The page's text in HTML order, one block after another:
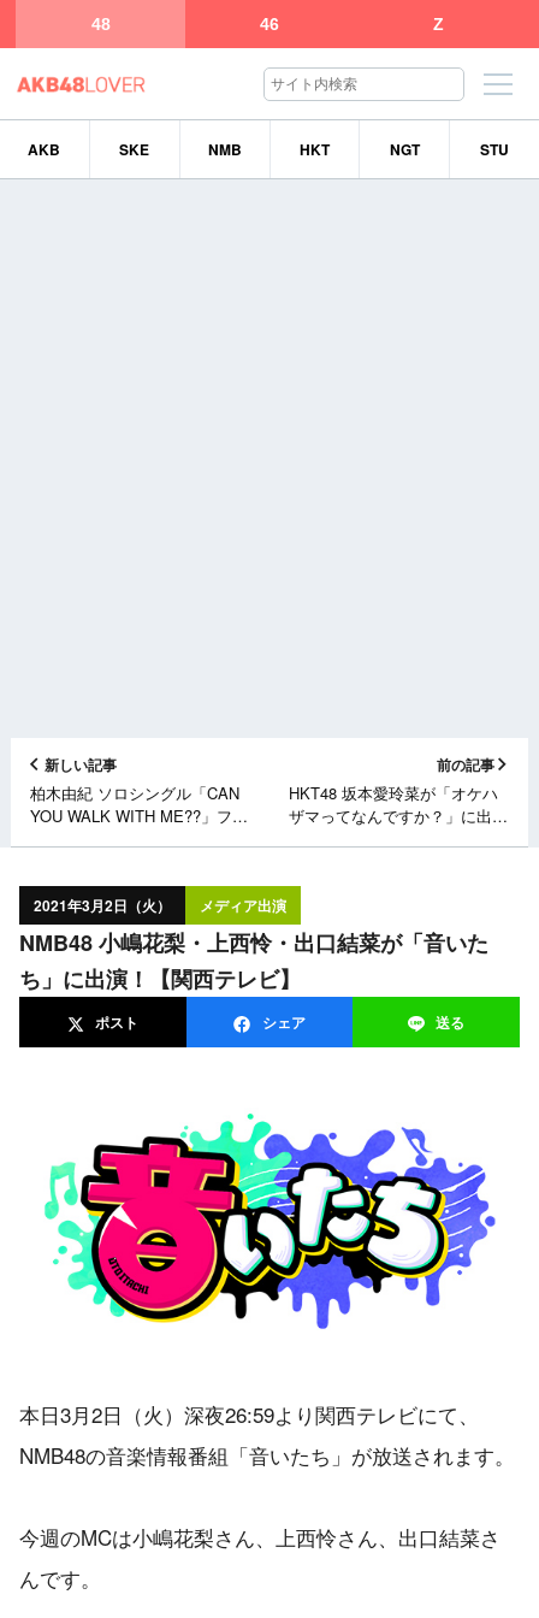
48 46 Z
AKB SKE NMB HKT NGT STU
新しい記事
柏木由紀 ソロシングル「CAN
YOU WALK WITH ME??」フラ
前の記事
HKT48 坂本愛玲菜が「オケハ
ザマってなんですか？」に出
2021年3月2日（火） メディア出演
NMB48 小嶋花梨・上西怜・出口結菜が「音いた
ち」に出演！【関西テレビ】
ポスト シェア 送る
本日3月2日（火）深夜26:59より関西テレビにて、
NMB48の音楽情報番組「音いたち」が放送されます。
今週のMCは小嶋花梨さん、上西怜さん、出口結菜さ
んです。